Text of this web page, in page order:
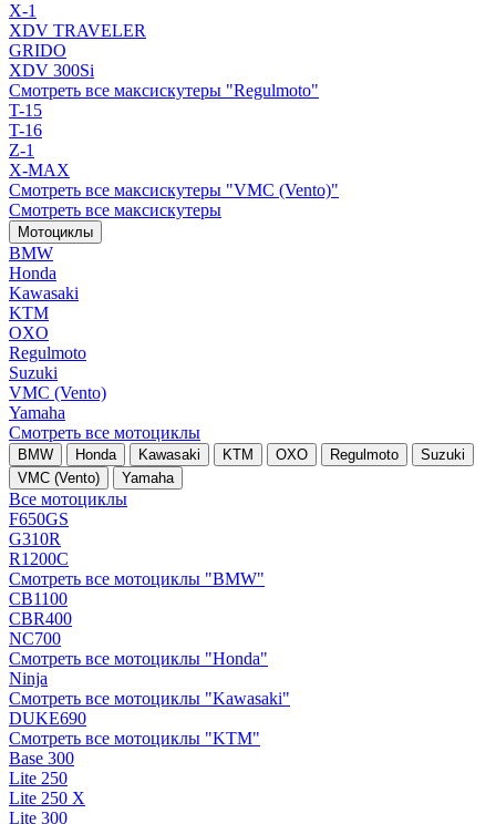
X-1
XDV TRAVELER
GRIDO
XDV 300Si
Смотреть все максискутеры "Regulmoto"
T-15
T-16
Z-1
X-MAX
Смотреть все максискутеры "VMC (Vento)"
Смотреть все максискутеры
Мотоциклы
BMW
Honda
Kawasaki
KTM
OXO
Regulmoto
Suzuki
VMC (Vento)
Yamaha
Смотреть все мотоциклы
BMW Honda Kawasaki KTM OXO Regulmoto
Suzuki
VMC (Vento)
Yamaha
Все мотоциклы
F650GS
G310R
R1200C
Смотреть все мотоциклы "BMW"
CB1100
CBR400
NC700
Смотреть все мотоциклы "Honda"
Ninja
Смотреть все мотоциклы "Kawasaki"
DUKE690
Смотреть все мотоциклы "KTM"
Base 300
Lite 250
Lite 250 X
Lite 300